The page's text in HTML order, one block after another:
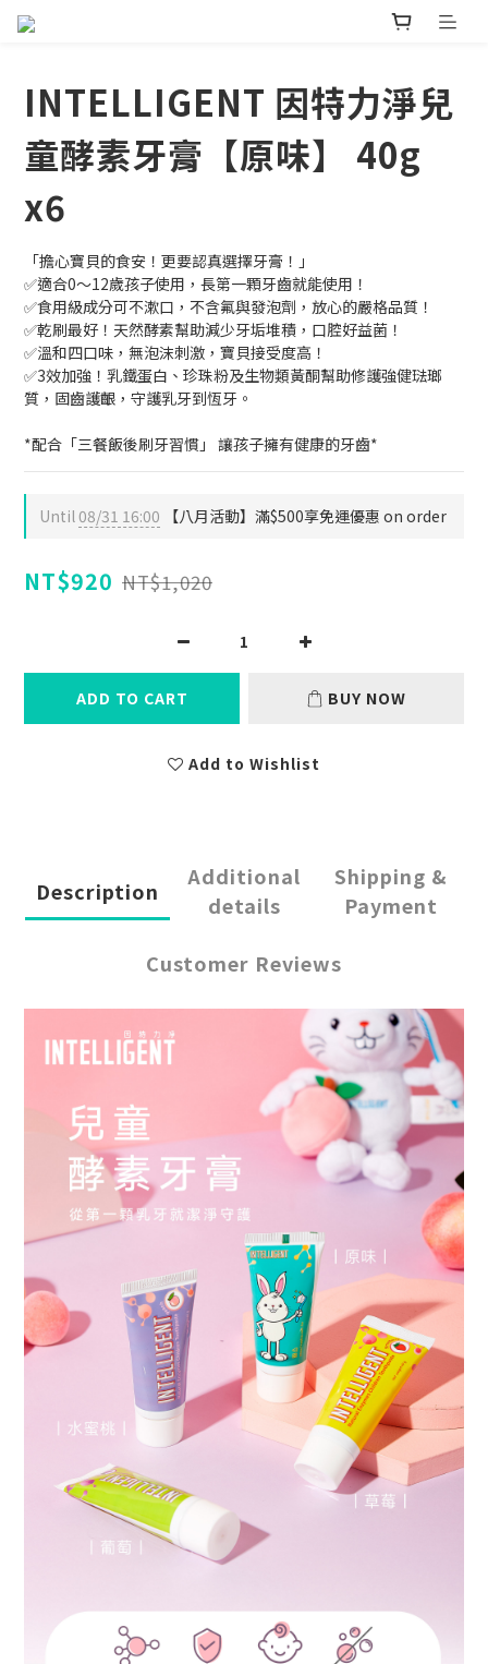
INTELLIGENT 因特力淨兒
童酵素牙膏【原味】 40g
x6
「擔心寶貝的食安！更要認真選擇牙膏！」
✅適合0～12歲孩子使用，長第一顆牙齒就能使用！
✅食用級成分可不漱口，不含氟與發泡劑，放心的嚴格品質！
✅乾刷最好！天然酵素幫助減少牙垢堆積，口腔好益菌！
✅溫和四口味，無泡沫刺激，寶貝接受度高！
✅3效加強！乳鐵蛋白、珍珠粉及生物類黃酮幫助修護強健琺瑯
質，固齒護齦，守護乳牙到恆牙。
*配合「三餐飯後刷牙習慣」 讓孩子擁有健康的牙齒*
Until08/31 16:00 【八月活動】滿$500享免運優惠 on order
NT$920 NT$1,020
ADD TO CART BUY NOW
Add to Wishlist
Description
Additional
details
Shipping &
Payment
Customer Reviews